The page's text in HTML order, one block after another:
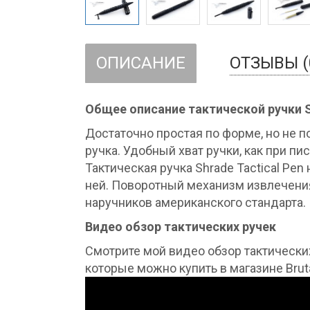
ОПИСАНИЕ ОТЗЫВЫ
Общее описание тактической ручки
Достаточно простая по форме, но не
ручка. Удобный хват ручки, как при
Тактическая ручка Shrade Tactical
ней. Поворотный механизм
наручников американского стандарта.
Видео обзор тактических ручек
Смотрите мой видео обзор
которые можно купить в магазине